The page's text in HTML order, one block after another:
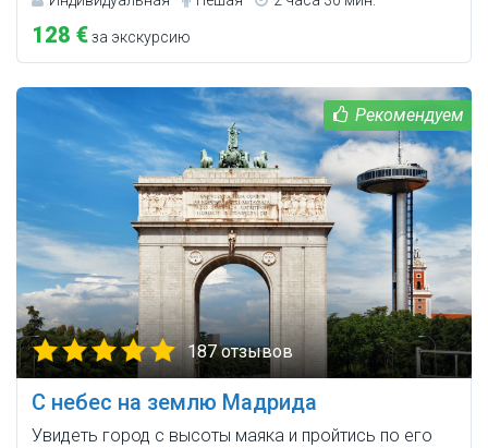
128 €за экскурсию
187 отзывов
С небес на землю Мадрида
Увидеть город с высоты маяка и пройтись по его